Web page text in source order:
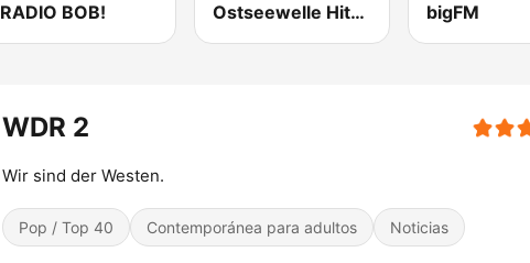
RADIO BOB! Ostseewelle Hit-Radio 105.6 bigFM
WDR 2
Wir sind der Westen.
Pop / Top 40 Contemporánea para adultos Noticias